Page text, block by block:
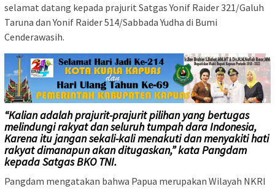
selamat datang kepada prajurit Satgas Yonif Raider 321/Galuh
Taruna dan Yonif Raider 514/Sabbada Yudha di Bumi
Cenderawasih.
“Kalian adalah prajurit-prajurit pilihan yang bertugas
melindungi rakyat dan seluruh tumpah dara Indonesia,
Karena itu jangan sekali-kali menakuti dan menyakiti hati
rakyat dimanapun akan ditugaskan,” kata Pangdam
kepada Satgas BKO TNI.
Pangdam mengatakan bahwa Papua merupakan Wilayah NKRI